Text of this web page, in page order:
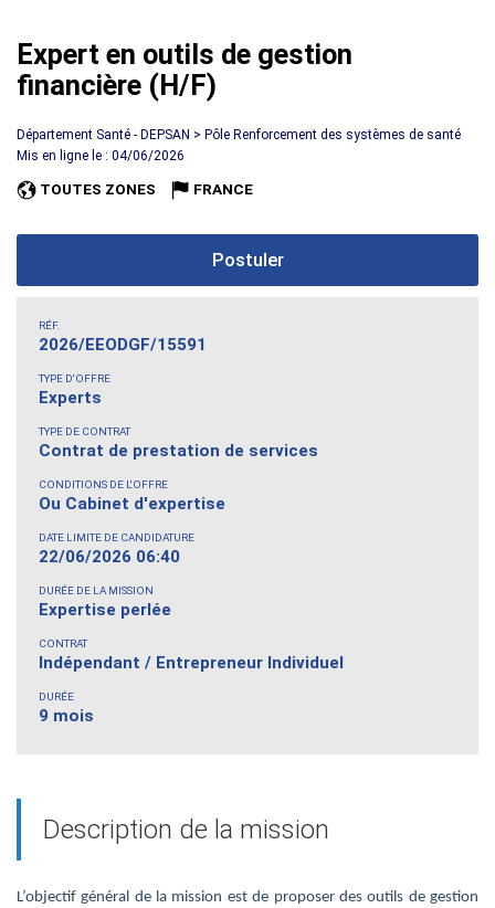
Expert en outils de gestion
financière (H/F)
Département Santé - DEPSAN > Pôle Renforcement des systèmes de santé
Mis en ligne le : 04/06/2026
TOUTES ZONES FRANCE
Postuler
RÉF.
2026/EEODGF/15591
TYPE D'OFFRE
Experts
TYPE DE CONTRAT
Contrat de prestation de services
CONDITIONS DE L'OFFRE
Ou Cabinet d'expertise
DATE LIMITE DE CANDIDATURE
22/06/2026 06:40
DURÉE DE LA MISSION
Expertise perlée
CONTRAT
Indépendant / Entrepreneur Individuel
DURÉE
9 mois
Description de la mission
L’objectif général de la mission est de proposer des outils de gestion